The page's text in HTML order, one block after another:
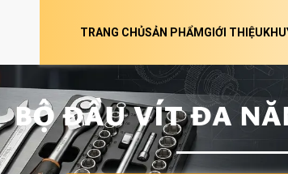
TRANG CHỦSẢN PHẨMGIỚI THIỆU
BỘ ĐẦU VÍT ĐA